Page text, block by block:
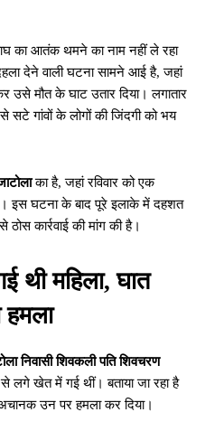
का आतंक थमने का नाम नहीं ले रहा
देने वाली घटना सामने आई है, जहां
उसे मौत के घाट उतार दिया। लगातार
सटे गांवों के लोगों की जिंदगी को भय
का है, जहां रविवार को एक
इस घटना के बाद पूरे इलाके में दहशत
ठोस कार्रवाई की मांग की है।
महिला, घात
हमला
निवासी शिवकली पति शिवचरण
खेत में गई थीं। बताया जा रहा है
उन पर हमला कर दिया।